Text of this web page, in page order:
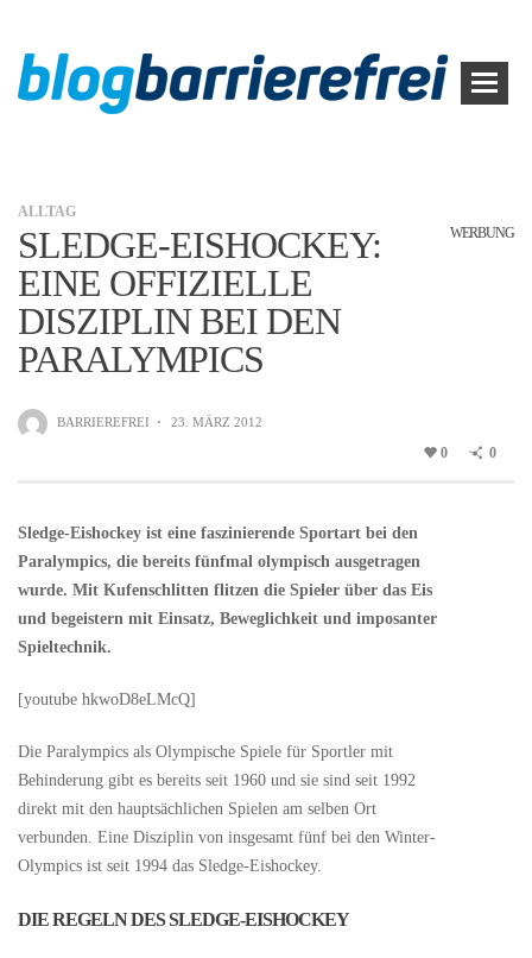
ALLTAG
SLEDGE-EISHOCKEY:
EINE OFFIZIELLE
DISZIPLIN BEI DEN
PARALYMPICS
WERBUNG
BARRIEREFREI · 23. MÄRZ 2012
0 0
Sledge-Eishockey ist eine faszinierende Sportart bei den
Paralympics, die bereits fünfmal olympisch ausgetragen
wurde. Mit Kufenschlitten flitzen die Spieler über das Eis
und begeistern mit Einsatz, Beweglichkeit und imposanter
Spieltechnik.
[youtube hkwoD8eLMcQ]
Die Paralympics als Olympische Spiele für Sportler mit
Behinderung gibt es bereits seit 1960 und sie sind seit 1992
direkt mit den hauptsächlichen Spielen am selben Ort
verbunden. Eine Disziplin von insgesamt fünf bei den Winter-
Olympics ist seit 1994 das Sledge-Eishockey.
DIE REGELN DES SLEDGE-EISHOCKEY